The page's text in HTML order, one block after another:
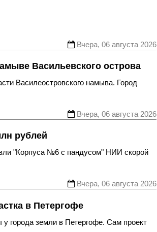
Вчера, 06 августа 2026
Васильевского острова
Василеостровского намыва. Город
Вчера, 06 августа 2026
рублей
"Корпуса №6 с пандусом" НИИ скорой
Вчера, 06 августа 2026
в Петергофе
города земли в Петергофе. Сам проект